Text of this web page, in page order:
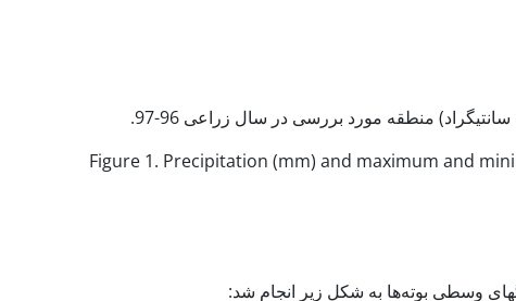
Figure 1. Precipitation (mm) and maximum and